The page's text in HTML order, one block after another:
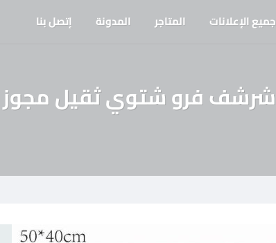
جميع الإعلانات المتاجر المدونة إتصل بنا
شرشف فرو شتوي ثقيل مجوز 4 قطع